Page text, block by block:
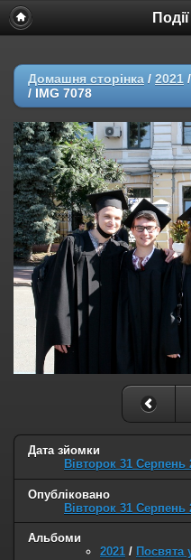
Домашня сторінка / 2021 /
/ IMG 7078
Дата зйомки
Вівторок 31 Серпень
Опубліковано
Вівторок 31 Серпень
Альбоми
2021 / Посвята